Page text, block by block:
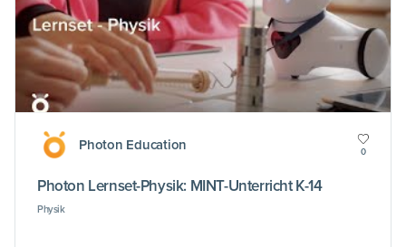
Photon Education 0
Photon Lernset-Physik: MINT-Unterricht K-14
Physik